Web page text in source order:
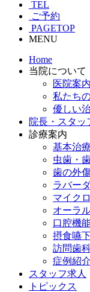
TEL
ご予約
PAGETOP
MENU
Home
当院について
医院案内
私たち
優しい
院長・スタッ
診療案内
基本治
虫歯・
歯の外
ラバー
マイク
オーラ
口腔機
摂食嚥
訪問歯
症例紹介
スタッフ求人
トピックス